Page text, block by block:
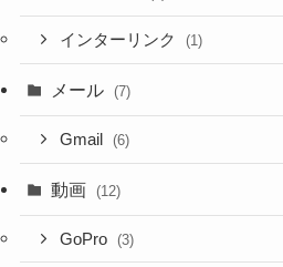
インターリンク (1)
メール (7)
Gmail (6)
動画 (12)
GoPro (3)